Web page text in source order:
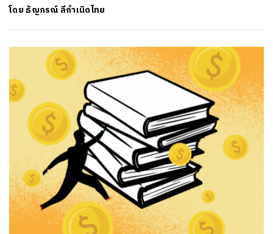
โดย ธัญภรณ์ ลีกำเนิดไทย
ค้นหา
SHARE TWEET LINE EMAIL